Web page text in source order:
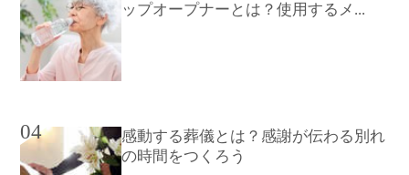
ップオープナーとは？使用するメ...
04
感動する葬儀とは？感謝が伝わる別れ
の時間をつくろう